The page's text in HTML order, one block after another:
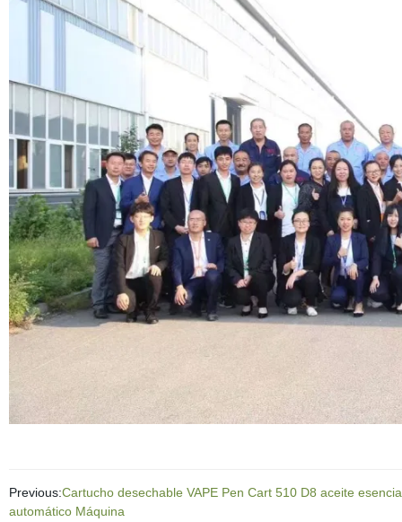
Previous:Cartucho desechable VAPE Pen Cart 510 D8 aceite
automático Máquina